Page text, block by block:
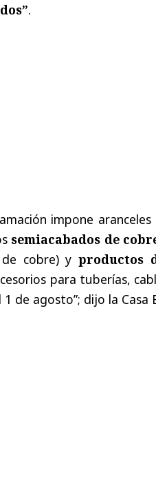
.
impone
semiacabados de
cobre) yproductos
para tuberías,
de agosto”; dijo la Casa